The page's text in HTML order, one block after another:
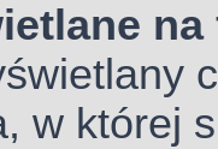
w której